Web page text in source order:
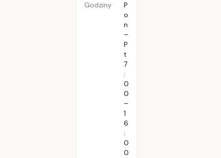
Godziny
P
o
n
–
P
t
7
:
0
0
–
1
6
:
0
0